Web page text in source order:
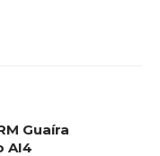
Guaíra
AI4